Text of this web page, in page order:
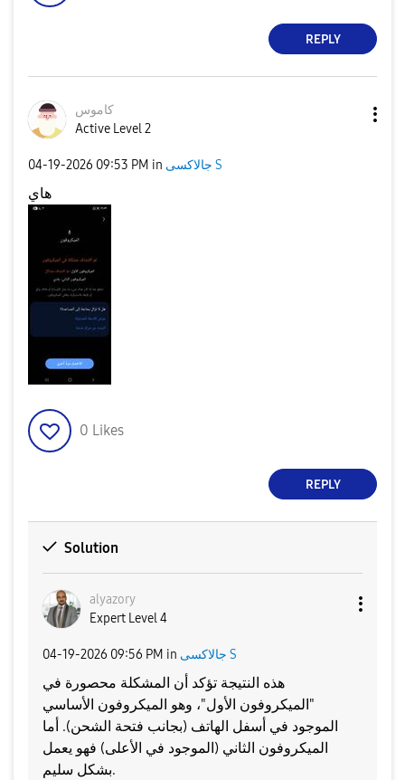
REPLY
كاموس
Active Level 2
‎04-19-2026 09:53 PM in جالاكسى S
هاي
0 Likes
REPLY
Solution
alyazory
Expert Level 4
‎04-19-2026 09:56 PM in جالاكسى S
هذه النتيجة تؤكد أن المشكلة محصورة في
"الميكروفون الأول"، وهو الميكروفون الأساسي
الموجود في أسفل الهاتف (بجانب فتحة الشحن). أما
الميكروفون الثاني (الموجود في الأعلى) فهو يعمل
بشكل سليم.